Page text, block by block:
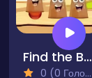
Find the Ball Game
0 (0 Голосів)